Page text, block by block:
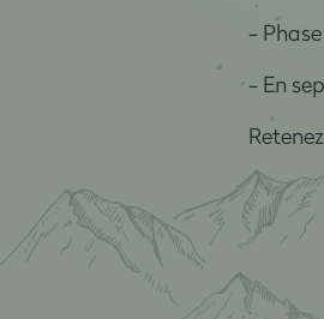
-
- En